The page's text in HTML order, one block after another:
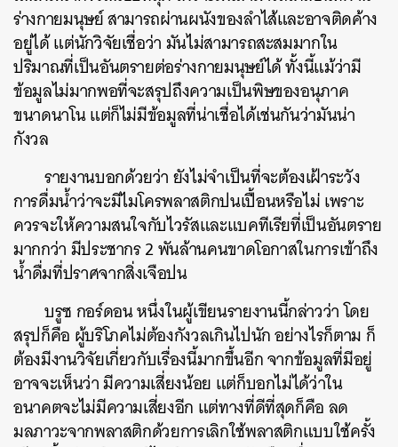
ร่างกายมนุษย์ สามารถผ่านผนังของลำไส้และอาจติดค้าง
อยู่ได้ แต่นักวิจัยเชื่อว่า มันไม่สามารถสะสมมากใน
ปริมาณที่เป็นอันตรายต่อร่างกายมนุษย์ได้ ทั้งนี้แม้ว่ามี
ข้อมูลไม่มากพอที่จะสรุปถึงความเป็นพิษของอนุภาค
ขนาดนาโน แต่ก็ไม่มีข้อมูลที่น่าเชื่อได้เช่นกันว่ามันน่า
กังวล
รายงานบอกด้วยว่า ยังไม่จำเป็นที่จะต้องเฝ้าระวัง
การดื่มน้ำว่าจะมีไมโครพลาสติกปนเปื้อนหรือไม่ เพราะ
ควรจะให้ความสนใจกับไวรัสและแบคทีเรียที่เป็นอันตราย
มากกว่า มีประชากร 2 พันล้านคนขาดโอกาสในการเข้าถึง
น้ำดื่มที่ปราศจากสิ่งเจือปน
บรูซ กอร์ดอน หนึ่งในผู้เขียนรายงานนี้กล่าวว่า โดย
สรุปก็คือ ผู้บริโภคไม่ต้องกังวลเกินไปนัก อย่างไรก็ตาม ก็
ต้องมีงานวิจัยเกี่ยวกับเรื่องนี้มากขึ้นอีก จากข้อมูลที่มีอยู่
อาจจะเห็นว่า มีความเสี่ยงน้อย แต่ก็บอกไม่ได้ว่าใน
อนาคตจะไม่มีความเสี่ยงอีก แต่ทางที่ดีที่สุดก็คือ ลด
มลภาวะจากพลาสติกด้วยการเลิกใช้พลาสติกแบบใช้ครั้ง
ค้นหา
SHARE TWEET LINE EMAIL